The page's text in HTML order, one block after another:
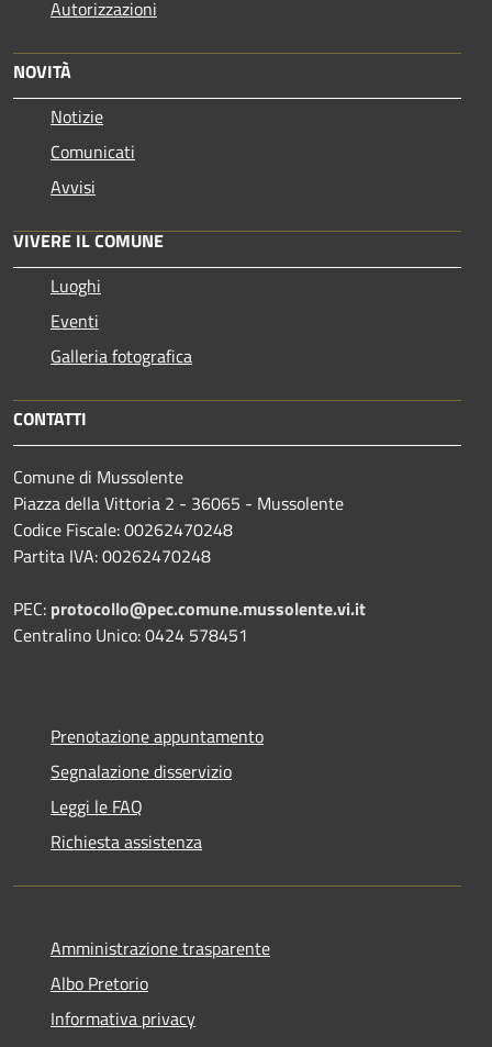
Autorizzazioni
NOVITÀ
Notizie
Comunicati
Avvisi
VIVERE IL COMUNE
Luoghi
Eventi
Galleria fotografica
CONTATTI
Comune di Mussolente
Piazza della Vittoria 2 - 36065 - Mussolente
Codice Fiscale: 00262470248
Partita IVA: 00262470248
PEC: protocollo@pec.comune.mussolente.vi.it
Centralino Unico: 0424 578451
Prenotazione appuntamento
Segnalazione disservizio
Leggi le FAQ
Richiesta assistenza
Amministrazione trasparente
Albo Pretorio
Informativa privacy